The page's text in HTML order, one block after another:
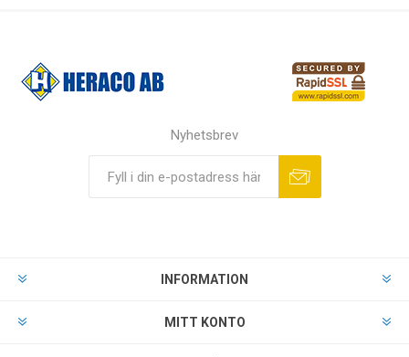
Nyhetsbrev
INFORMATION
MITT KONTO